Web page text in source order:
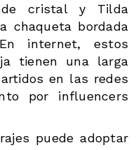
de cristal y Tilda
chaqueta bordada
internet, estos
tienen una larga
en las redes
por influencers
puede adoptar